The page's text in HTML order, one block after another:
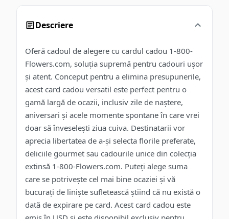
Descriere
Oferă cadoul de alegere cu cardul cadou 1-800-
Flowers.com, soluția supremă pentru cadouri ușor
și atent. Conceput pentru a elimina presupunerile,
acest card cadou versatil este perfect pentru o
gamă largă de ocazii, inclusiv zile de naștere,
aniversari și acele momente spontane în care vrei
doar să înveselești ziua cuiva. Destinatarii vor
aprecia libertatea de a-și selecta florile preferate,
deliciile gourmet sau cadourile unice din colecția
extinsă 1-800-Flowers.com. Puteți alege suma
care se potrivește cel mai bine ocaziei și vă
bucurați de liniște sufletească știind că nu există o
dată de expirare pe card. Acest card cadou este